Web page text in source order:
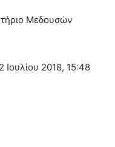
Μεδουσών
2018, 15:48